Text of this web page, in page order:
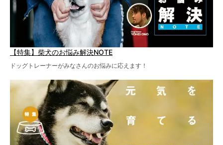
【特集】柴犬のお悩み解決NOTE
ドッグトレーナーがみなさんのお悩みに応えます！